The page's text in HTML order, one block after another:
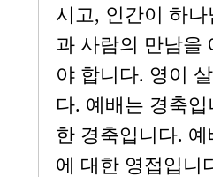
시고, 인간이 하
과 사람의 만남을
야 합니다. 영이
다. 예배는 경축
한 경축입니다.
에 대한 영접입니